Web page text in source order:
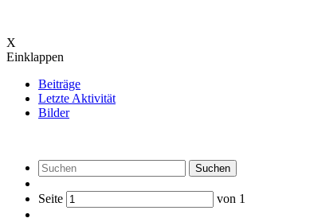
X
Einklappen
Beiträge
Letzte Aktivität
Bilder
Suchen
Seite von 1